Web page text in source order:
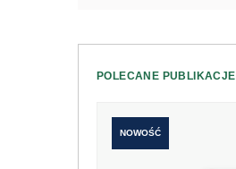
POLECANE PUBLIKACJE
NOWOŚĆ